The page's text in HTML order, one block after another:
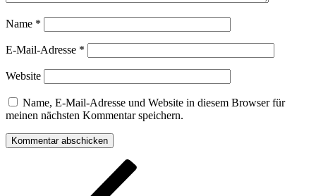
Name *
E-Mail-Adresse *
Website
Name, E-Mail-Adresse und Website in diesem Browser für
meinen nächsten Kommentar speichern.
Beitragsnavigation